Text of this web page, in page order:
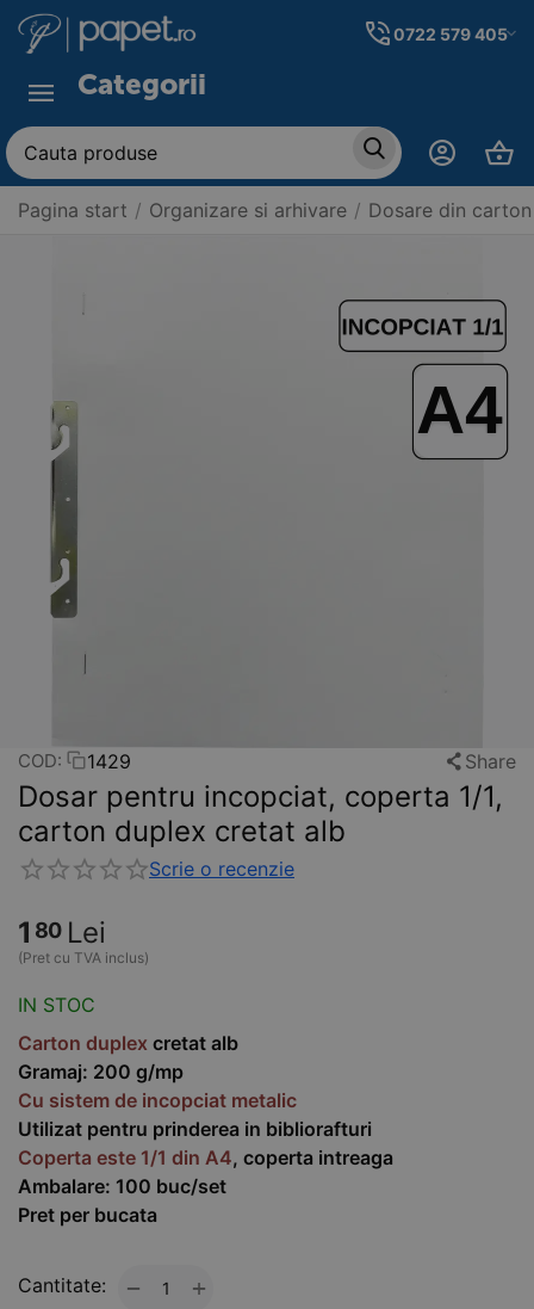
0722 579 405
Categorii
Pagina start / Organizare si arhivare / Dosare din carton
COD: 1429 Share
Dosar pentru incopciat, coperta 1/1,
carton duplex cretat alb
Scrie o recenzie
1 80 Lei
(Pret cu TVA inclus)
IN STOC
Carton duplex cretat alb
Gramaj: 200 g/mp
Cu sistem de incopciat metalic
Utilizat pentru prinderea in bibliorafturi
Coperta este 1/1 din A4, coperta intreaga
Ambalare: 100 buc/set
Pret per bucata
Cantitate: +
−